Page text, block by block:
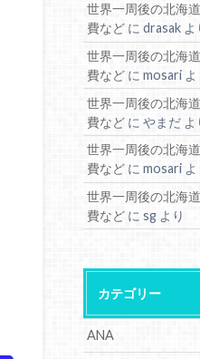
世界一周後の北海
費など にdrasak よ
世界一周後の北海
費など にmosari よ
世界一周後の北海
費など にやまだ よ
世界一周後の北海
費など にmosari よ
世界一周後の北海
費など にsg より
カテゴリー
ANA